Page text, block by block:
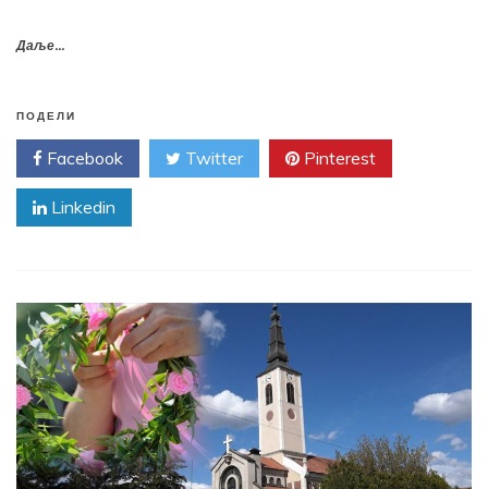
Даље...
ПОДЕЛИ
Facebook Twitter Pinterest
Linkedin